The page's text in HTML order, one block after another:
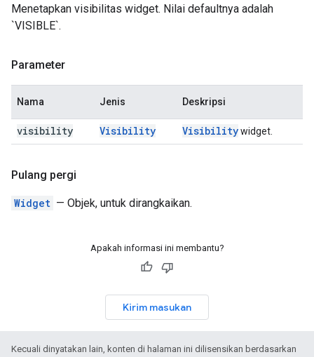
Menetapkan visibilitas widget. Nilai defaultnya adalah
`VISIBLE`.
Parameter
Nama Jenis Deskripsi
visibility Visibility Visibilitywidget.
Pulang pergi
Widget — Objek, untuk dirangkaikan.
Apakah informasi ini membantu?
Kirim masukan
Kecuali dinyatakan lain, konten di halaman ini dilisensikan berdasarkan